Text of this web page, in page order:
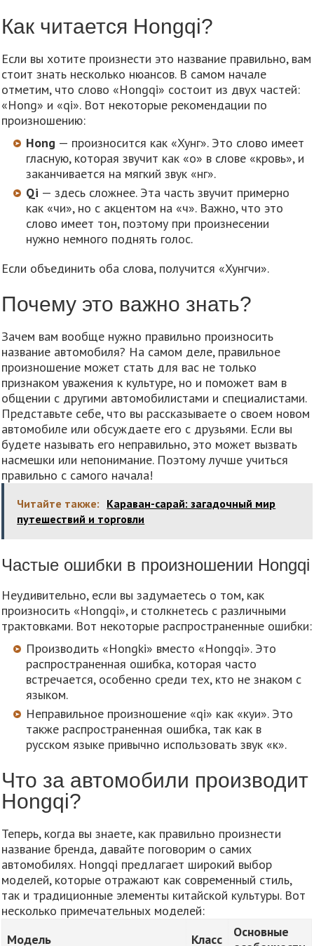
Как читается Hongqi?
Если вы хотите произнести это название правильно, вам
стоит знать несколько нюансов. В самом начале
отметим, что слово «Hongqi» состоит из двух частей:
«Hong» и «qi». Вот некоторые рекомендации по
произношению:
Hong — произносится как «Хунг». Это слово имеет
гласную, которая звучит как «о» в слове «кровь», и
заканчивается на мягкий звук «нг».
Qi — здесь сложнее. Эта часть звучит примерно
как «чи», но с акцентом на «ч». Важно, что это
слово имеет тон, поэтому при произнесении
нужно немного поднять голос.
Если объединить оба слова, получится «Хунгчи».
Почему это важно знать?
Зачем вам вообще нужно правильно произносить
название автомобиля? На самом деле, правильное
произношение может стать для вас не только
признаком уважения к культуре, но и поможет вам в
общении с другими автомобилистами и специалистами.
Представьте себе, что вы рассказываете о своем новом
автомобиле или обсуждаете его с друзьями. Если вы
будете называть его неправильно, это может вызвать
насмешки или непонимание. Поэтому лучше учиться
правильно с самого начала!
Читайте также: Караван-сарай: загадочный мир
путешествий и торговли
Частые ошибки в произношении Hongqi
Неудивительно, если вы задумаетесь о том, как
произносить «Hongqi», и столкнетесь с различными
трактовками. Вот некоторые распространенные ошибки:
Производить «Hongki» вместо «Hongqi». Это
распространенная ошибка, которая часто
встречается, особенно среди тех, кто не знаком с
языком.
Неправильное произношение «qi» как «куи». Это
также распространенная ошибка, так как в
русском языке привычно использовать звук «к».
Что за автомобили производит
Hongqi?
Теперь, когда вы знаете, как правильно произнести
название бренда, давайте поговорим о самих
автомобилях. Hongqi предлагает широкий выбор
моделей, которые отражают как современный стиль,
так и традиционные элементы китайской культуры. Вот
несколько примечательных моделей:
Модель
Класс
Основные